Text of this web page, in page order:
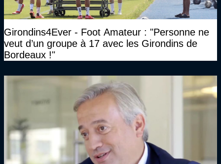
Girondins4Ever - Foot Amateur : "Personne ne
veut d’un groupe à 17 avec les Girondins de
Bordeaux !"